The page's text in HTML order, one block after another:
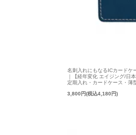
名刺入れにもなるICカードケ
｜【経年変化 エイジング/日
定期入れ・カードケース・薄
3,800円(税込4,180円)